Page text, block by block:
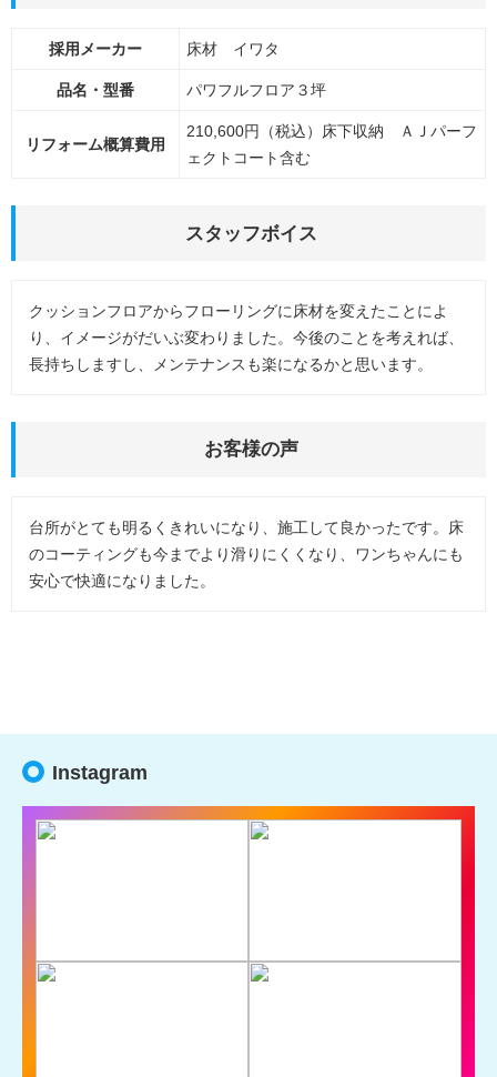
採用メーカー 床材 イワタ
品名・型番 パワフルフロア３坪
リフォーム概算費用
210,600円（税込）床下収納 ＡＪパーフ
ェクトコート含む
スタッフボイス
クッションフロアからフローリングに床材を変えたことによ
り、イメージがだいぶ変わりました。今後のことを考えれば、
長持ちしますし、メンテナンスも楽になるかと思います。
お客様の声
台所がとても明るくきれいになり、施工して良かったです。床
のコーティングも今までより滑りにくくなり、ワンちゃんにも
安心で快適になりました。
Instagram